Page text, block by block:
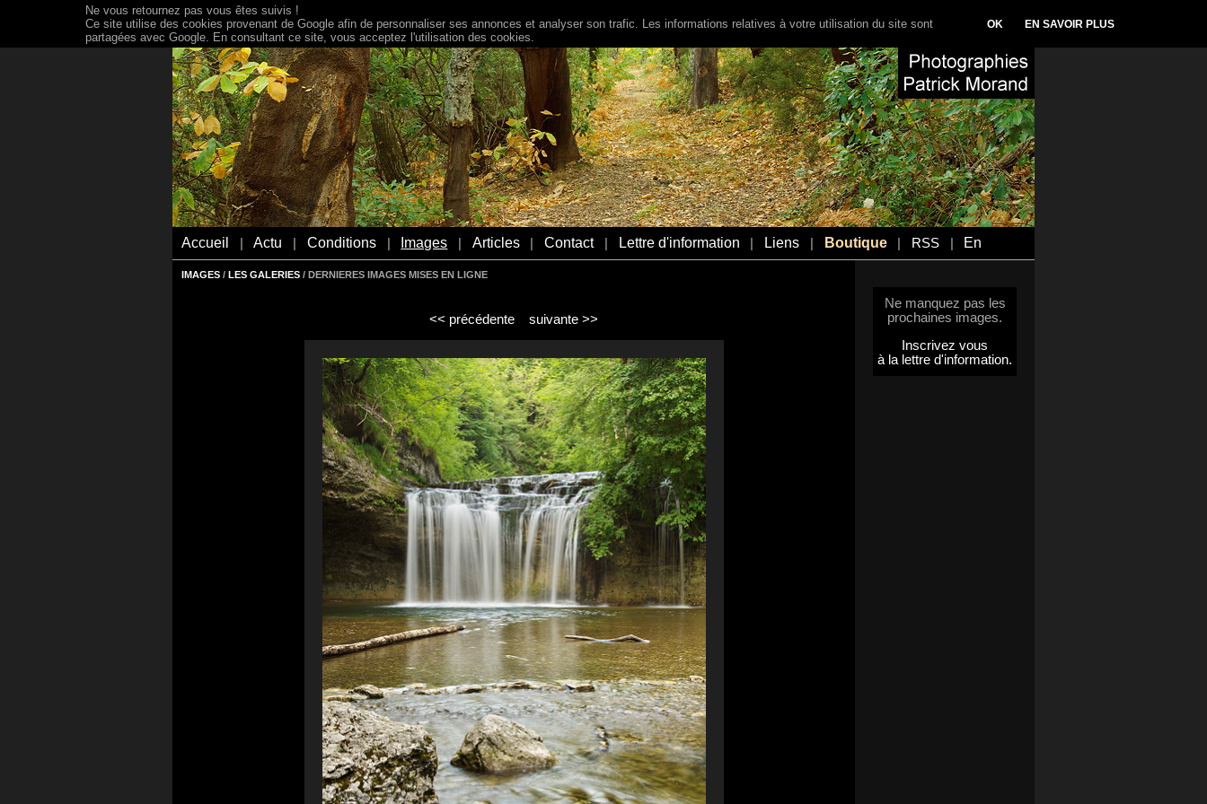
Accueil Actu Conditions Images Articles Contact Lettre d'information Liens Boutique RSS En
IMAGES / LES GALERIES / DERNIERES IMAGES MISES EN LIGNE
<< précédente suivante >>
Ne manquez pas les
prochaines images.
Inscrivez vous
à la lettre d'information.
Ne vous retournez pas vous êtes suivis !
Ce site utilise des cookies provenant de Google afin de personnaliser ses annonces et analyser son trafic. Les informations relatives à votre utilisation du site sont
partagées avec Google. En consultant ce site, vous acceptez l'utilisation des cookies.
OK EN SAVOIR PLUS